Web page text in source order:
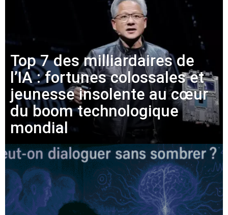
Top 7 des milliardaires de
l’IA : fortunes colossales et
jeunesse insolente au cœur
du boom technologique
mondial